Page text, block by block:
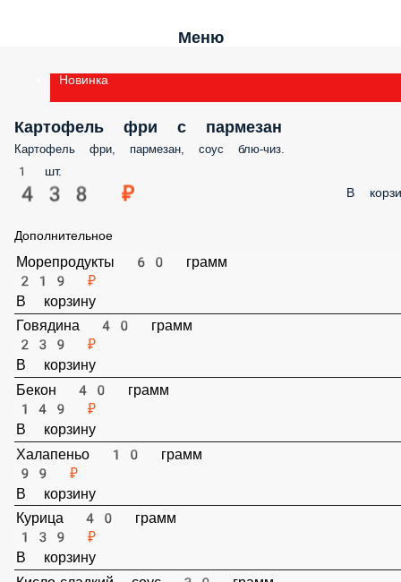
Меню
Новинка
Картофель фри с пармезан
Картофель фри, пармезан, соус блю-чиз.
1 шт.
438 ₽ В
Дополнительное
Морепродукты 60 грамм
219 ₽
В корзину
Говядина 40 грамм
239 ₽
В корзину
Бекон 40 грамм
149 ₽
В корзину
Халапеньо 10 грамм
99 ₽
В корзину